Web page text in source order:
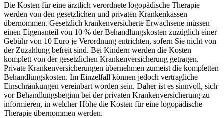
Die Kosten für eine ärztlich verordnete logopädische Therapie
werden von den gesetzlichen und privaten Krankenkassen
übernommen. Gesetzlich krankenversicherte Erwachsene müssen
einen Eigenanteil von 10 % der Behandlungskosten zuzüglich einer
Gebühr von 10 Euro je Verordnung entrichten, sofern Sie nicht von
der Zuzahlung befreit sind. Bei Kindern werden die Kosten
komplett von der gesetzlichen Krankenversicherung getragen.
Private Krankenversicherungen übernehmen zumeist die kompletten
Behandlungskosten. Im Einzelfall können jedoch vertragliche
Einschränkungen vereinbart worden sein. Daher ist es sinnvoll, sich
vor Behandlungsbeginn bei der privaten Krankenversicherung zu
informieren, in welcher Höhe die Kosten für eine logopädische
Therapie übernommen werden.